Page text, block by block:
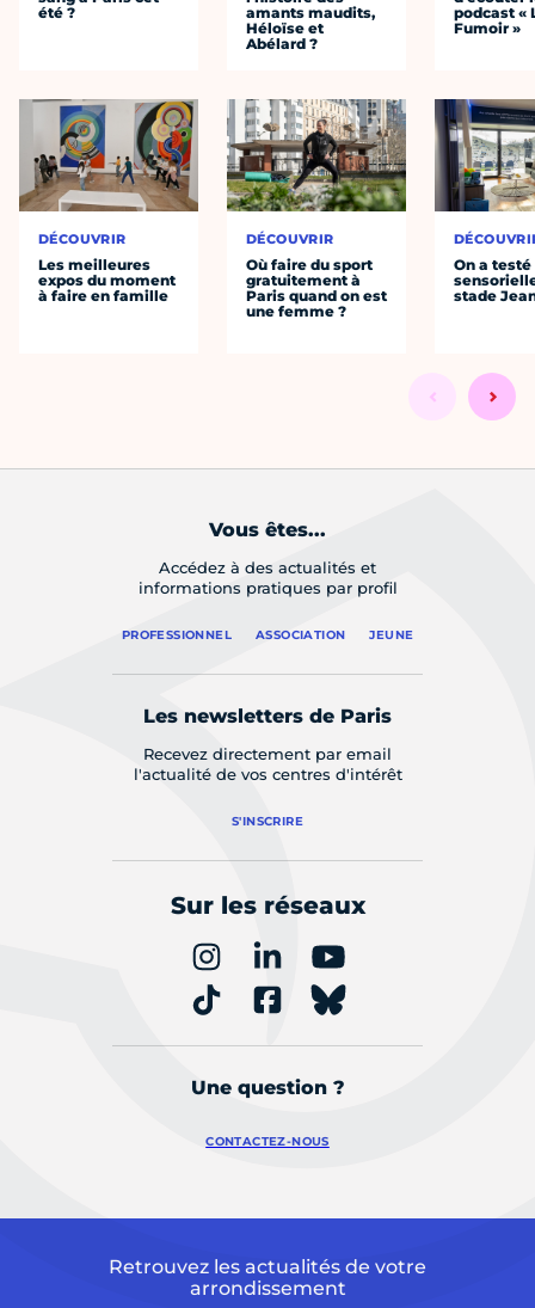
été ?
DÉCOUVRIR
Les meilleures
expos du moment
à faire en famille
amants maudits,
Héloïse et
Abélard ?
DÉCOUVRIR
Où faire du sport
gratuitement à
Paris quand on est
une femme ?
podcast «
Fumoir »
On a
stade
Vous êtes...
Accédez à des actualités et
informations pratiques par profil
PROFESSIONNEL ASSOCIATION JEUNE
Les newsletters de Paris
Recevez directement par email
l'actualité de vos centres d'intérêt
S'INSCRIRE
Sur les réseaux
Une question ?
CONTACTEZ-NOUS
Retrouvez les actualités de votre
arrondissement